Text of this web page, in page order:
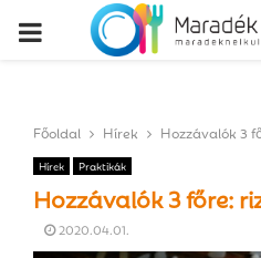
P
M
Főoldal Hírek Hozzávalók 3
Hírek Praktikák
Hozzávalók 3 főre:
2020.04.01.